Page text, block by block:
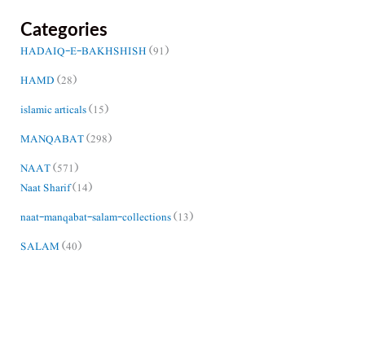
Categories
HADAIQ-E-BAKHSHISH(91)
HAMD(28)
islamic articals(15)
MANQABAT(298)
NAAT(571)
Naat Sharif(14)
naat-manqabat-salam-collections(13)
SALAM(40)